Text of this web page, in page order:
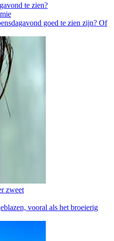
te zien?
goed te zien zijn? Of
zweet
vooral als het broeierig